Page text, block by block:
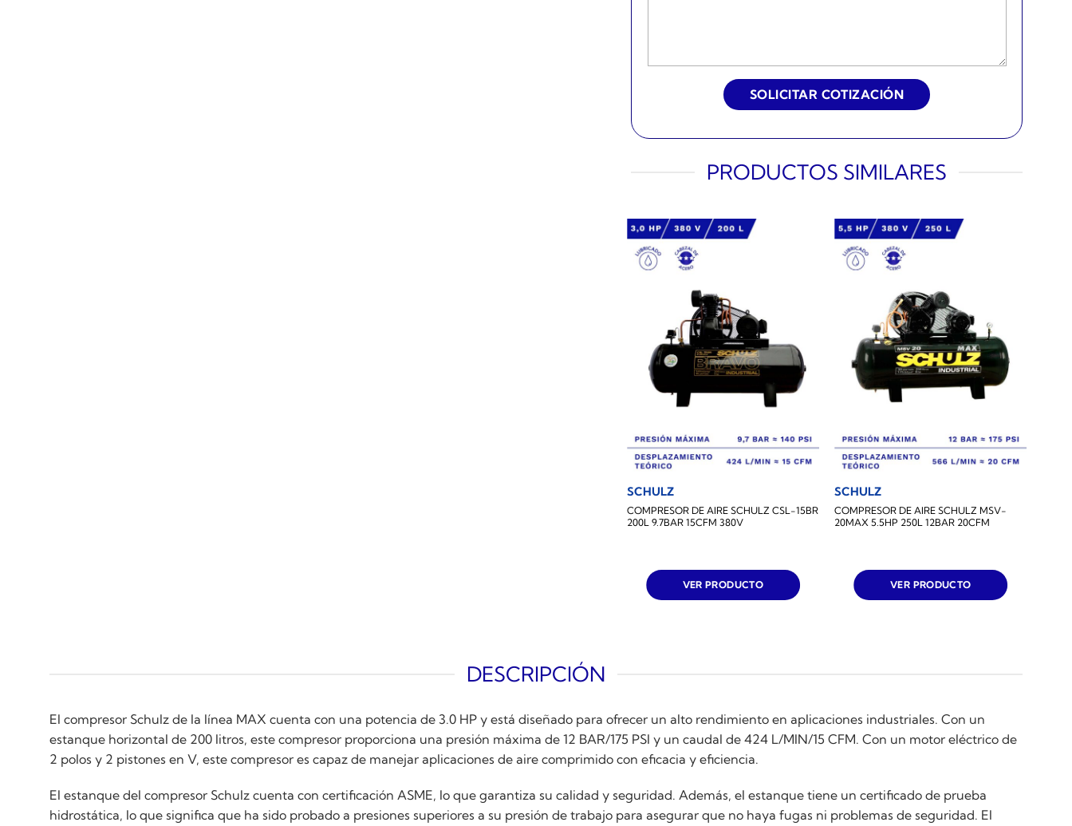
PRODUCTOS SIMILARES
SCHULZ
COMPRESOR DE AIRE SCHULZ CSL-15BR
200L 9.7BAR 15CFM 380V
VER PRODUCTO
SCHULZ
COMPRESOR DE AIRE SCHULZ MSV-
20MAX 5.5HP 250L 12BAR 20CFM
VER PRODUCTO
DESCRIPCIÓN
El compresor Schulz de la línea MAX cuenta con una potencia de 3.0 HP y está diseñado para ofrecer un alto rendimiento en aplicaciones industriales. Con un
estanque horizontal de 200 litros, este compresor proporciona una presión máxima de 12 BAR/175 PSI y un caudal de 424 L/MIN/15 CFM. Con un motor eléctrico de
2 polos y 2 pistones en V, este compresor es capaz de manejar aplicaciones de aire comprimido con eficacia y eficiencia.
El estanque del compresor Schulz cuenta con certificación ASME, lo que garantiza su calidad y seguridad. Además, el estanque tiene un certificado de prueba
hidrostática, lo que significa que ha sido probado a presiones superiores a su presión de trabajo para asegurar que no haya fugas ni problemas de seguridad. El